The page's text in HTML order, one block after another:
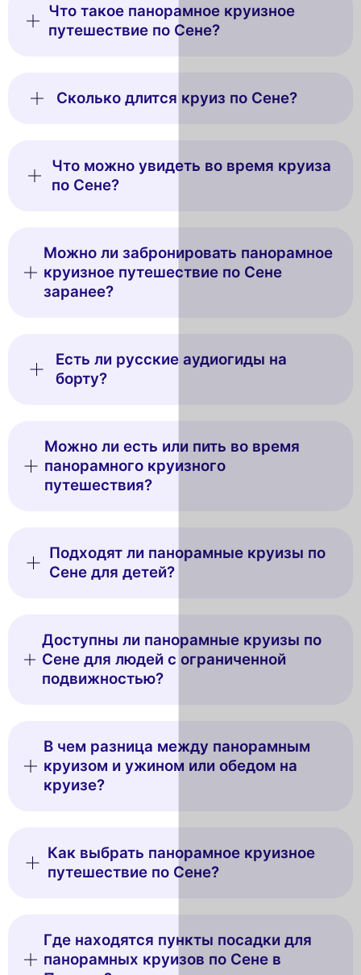
Что такое панорамное круизное
путешествие по Сене?
Сколько длится круиз по Сене?
Что можно увидеть во время круиза
по Сене?
Можно ли забронировать панорамное
круизное путешествие по Сене
заранее?
Есть ли русские аудиогиды на
борту?
Можно ли есть или пить во время
панорамного круизного
путешествия?
Подходят ли панорамные круизы по
Сене для детей?
Доступны ли панорамные круизы по
Сене для людей с ограниченной
подвижностью?
В чем разница между панорамным
круизом и ужином или обедом на
круизе?
Как выбрать панорамное круизное
путешествие по Сене?
Где находятся пункты посадки для
панорамных круизов по Сене в